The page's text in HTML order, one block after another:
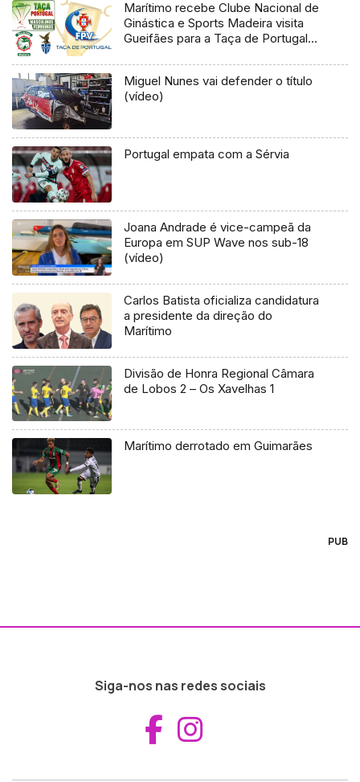
Marítimo recebe Clube Nacional de
Ginástica e Sports Madeira visita
Gueifães para a Taça de Portugal
Miguel Nunes vai defender o título
(vídeo)
Portugal empata com a Sérvia
Joana Andrade é vice-campeã da
Europa em SUP Wave nos sub-18
(vídeo)
Carlos Batista oficializa candidatura
a presidente da direção do
Marítimo
Divisão de Honra Regional Câmara
de Lobos 2 – Os Xavelhas 1
Marítimo derrotado em Guimarães
PUB
Siga-nos nas redes sociais
Aceder ao